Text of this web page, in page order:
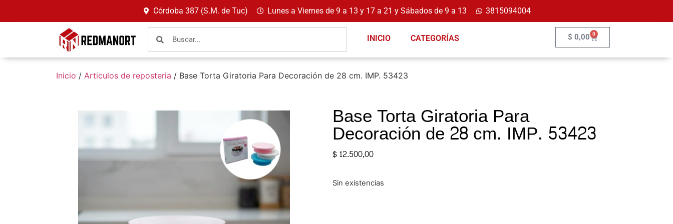
Córdoba 387 (S.M. de Tuc) Lunes a Viernes de 9 a 13 y 17 a 21 y Sábados de 9 a 13 3815094004
INICIO CATEGORÍAS $ 0,00 0
Inicio / Articulos de reposteria / Base Torta Giratoria Para Decoración de 28 cm. IMP. 53423
Base Torta Giratoria Para
Decoración de 28 cm. IMP. 53423
$12.500,00
Sin existencias